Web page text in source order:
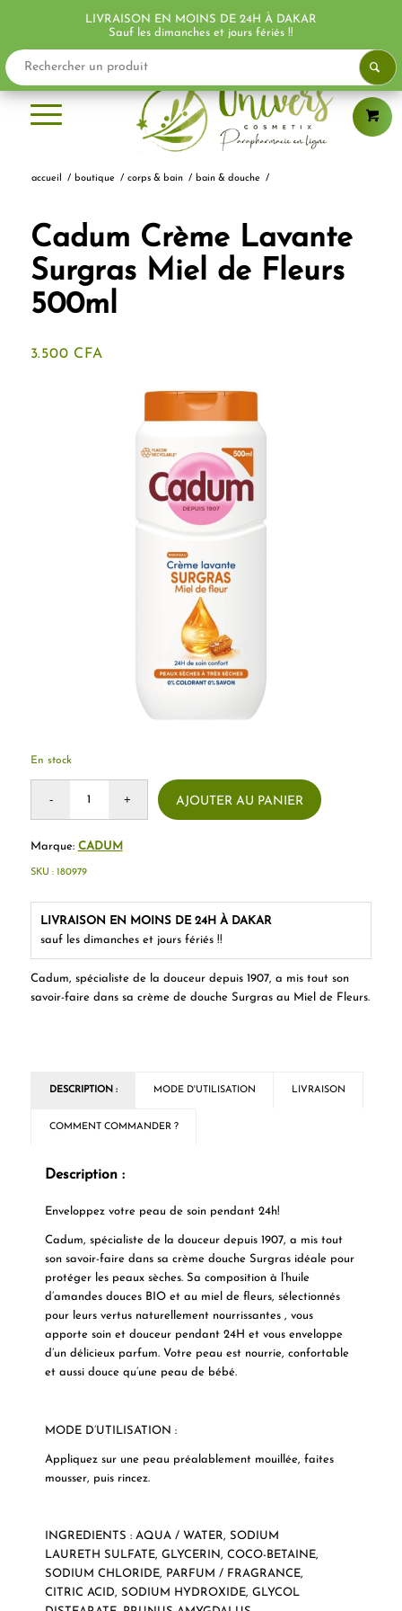
accueil / boutique / corps & bain / bain & douche /
Cadum Crème Lavante
Surgras Miel de Fleurs
500ml
3.500 CFA
Cadum, spécialiste de la douceur depuis 1907, a mis tout son
savoir-faire dans sa crème de douche Surgras au Miel de Fleurs.
En stock
AJOUTER AU PANIER
Marque: CADUM
LIVRAISON EN MOINS DE 24H À DAKAR
sauf les dimanches et jours fériés !!
SKU : 180979
DESCRIPTION : MODE D'UTILISATION LIVRAISON
COMMENT COMMANDER ?
Description :
Enveloppez votre peau de soin pendant 24h!
Cadum, spécialiste de la douceur depuis 1907, a mis tout
son savoir-faire dans sa crème douche Surgras idéale pour
protéger les peaux sèches. Sa composition à l’huile
d’amandes douces BIO et au miel de fleurs, sélectionnés
pour leurs vertus naturellement nourrissantes , vous
apporte soin et douceur pendant 24H et vous enveloppe
d’un délicieux parfum. Votre peau est nourrie, confortable
et aussi douce qu’une peau de bébé.
MODE D’UTILISATION :
Appliquez sur une peau préalablement mouillée, faites
mousser, puis rincez.
INGREDIENTS : AQUA / WATER, SODIUM
LAURETH SULFATE, GLYCERIN, COCO-BETAINE,
SODIUM CHLORIDE, PARFUM / FRAGRANCE,
CITRIC ACID, SODIUM HYDROXIDE, GLYCOL
LIVRAISON EN MOINS DE 24H À DAKAR
Sauf les dimanches et jours fériés !!